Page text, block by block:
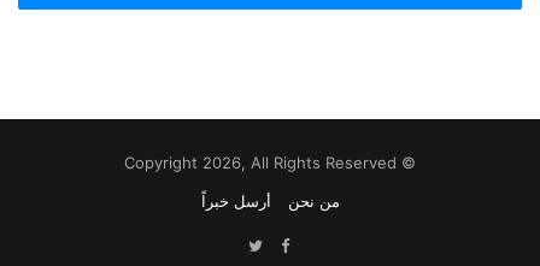
© Copyright 2026, All Rights Reserved
من نحن
أرسل خبراً